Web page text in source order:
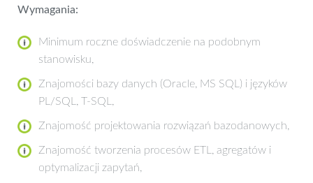
Wymagania:
Minimum roczne doświadczenie na podobnym
stanowisku,
Znajomości bazy danych (Oracle, MS SQL) i języków
PL/SQL, T-SQL,
Znajomość projektowania rozwiązań bazodanowych,
Znajomość tworzenia procesów ETL, agregatów i
optymalizacji zapytań,